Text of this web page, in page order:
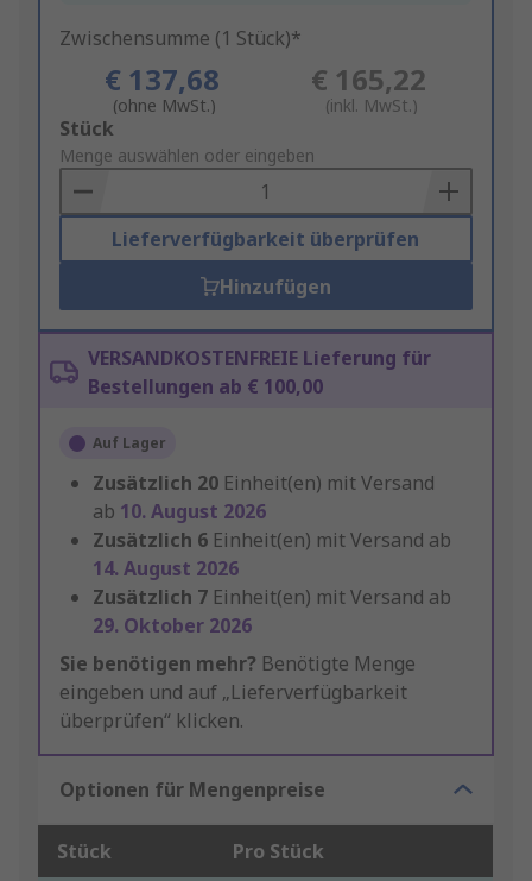
Zwischensumme (1 Stück)*
€ 137,68
(ohne MwSt.)
€ 165,22
(inkl. MwSt.)
Add
to
Basket
Stück
Menge auswählen oder eingeben
Lieferverfügbarkeit überprüfen
Hinzufügen
VERSANDKOSTENFREIE Lieferung für
Bestellungen ab € 100,00
Auf Lager
Zusätzlich 20 Einheit(en) mit Versand
ab 10. August 2026
Zusätzlich 6 Einheit(en) mit Versand ab
14. August 2026
Zusätzlich 7 Einheit(en) mit Versand ab
29. Oktober 2026
Sie benötigen mehr? Benötigte Menge
eingeben und auf „Lieferverfügbarkeit
überprüfen“ klicken.
Optionen für Mengenpreise
Stück Pro Stück